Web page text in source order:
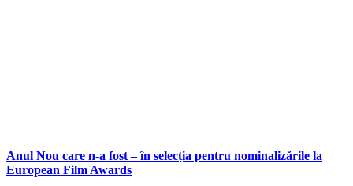
Anul Nou care n-a fost – în selecția pentru nominalizările la
European Film Awards